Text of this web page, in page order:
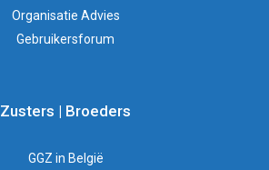
Organisatie Advies
Gebruikersforum
Zusters | Broeders
GGZ in België